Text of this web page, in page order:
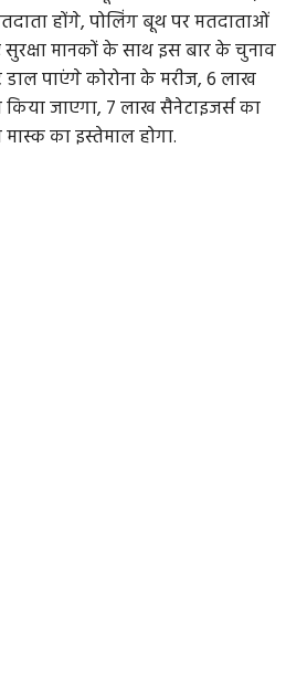
होंगे, पोलिंग बूथ पर मतदाताओं
मानकों के साथ इस बार के चुनाव
पाएंगे कोरोना के मरीज, 6 लाख
जाएगा, 7 लाख सैनेटाइजर्स का
का इस्तेमाल होगा.